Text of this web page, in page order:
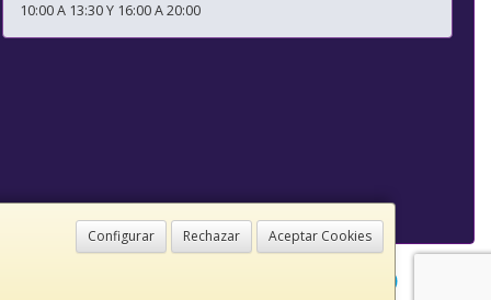
Configurar Rechazar Aceptar Cookies
10:00 A 13:30 Y 16:00 A 20:00